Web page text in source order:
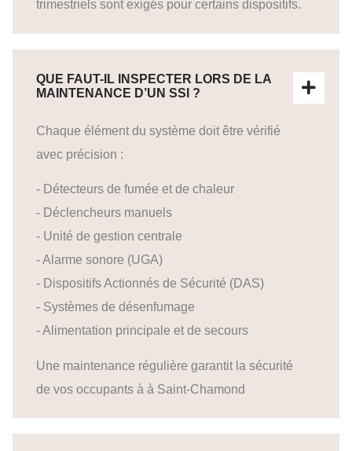
trimestriels sont exigés pour certains dispositifs.
QUE FAUT-IL INSPECTER LORS DE LA
MAINTENANCE D’UN SSI ?
Chaque élément du système doit être vérifié
avec précision :
- Détecteurs de fumée et de chaleur
- Déclencheurs manuels
- Unité de gestion centrale
- Alarme sonore (UGA)
- Dispositifs Actionnés de Sécurité (DAS)
- Systèmes de désenfumage
- Alimentation principale et de secours
Une maintenance régulière garantit la sécurité
de vos occupants à à Saint-Chamond